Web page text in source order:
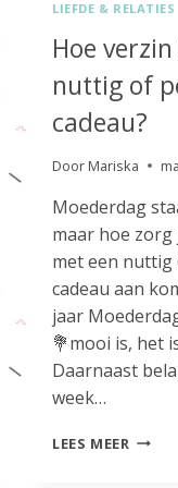
LIEFDE & RELATIES
Hoe
nuttig of
cadeau?
Door Mariska
Moederdag
maar hoe
met een
cadeau aan
jaar
💐mooi is, het
Daarnaast
week…
LEES MEER HOE